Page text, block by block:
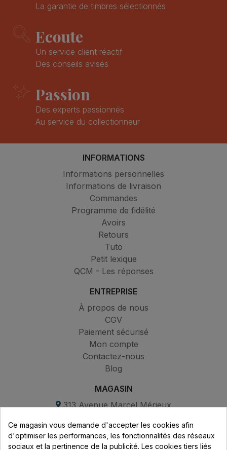
La garantie de timbres sélectionnés
Ecoute
Un service client réactif
Des conseils avisés
Passion
Des experts passionnés
Au service du collectionneur
INFORMATIONS
Informations personnelles
Informations de livraison
Commandes
Programme de fidélité
Avoirs
Retours
Tuto
Petit lexique
QCM - Les réponses
ENTREPRISE
À propos de nous
CGV
Paiement sécurisé
Mon compte
Contactez-nous
Blog
MAGASIN
313 Avenue Marcel Mérieux
69530 Brignais
Ce magasin vous demande d'accepter les cookies afin
d'optimiser les performances, les fonctionnalités des réseaux
sociaux et la pertinence de la publicité. Les cookies tiers liés